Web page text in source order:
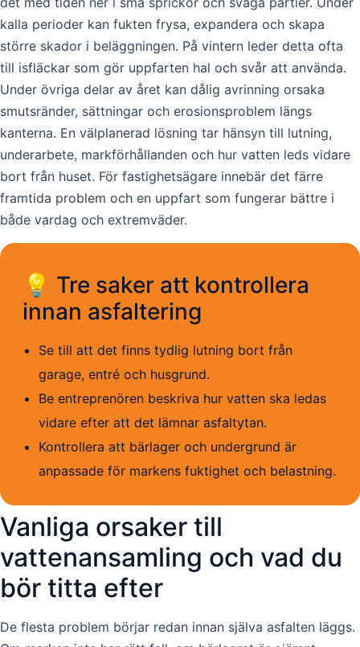
kalla perioder kan fukten frysa, expandera och skapa
större skador i beläggningen. På vintern leder detta ofta
till isfläckar som gör uppfarten hal och svår att använda.
Under övriga delar av året kan dålig avrinning orsaka
smutsränder, sättningar och erosionsproblem längs
kanterna. En välplanerad lösning tar hänsyn till lutning,
underarbete, markförhållanden och hur vatten leds vidare
bort från huset. För fastighetsägare innebär det färre
framtida problem och en uppfart som fungerar bättre i
både vardag och extremväder.
💡 Tre saker att kontrollera
innan asfaltering
Se till att det finns tydlig lutning bort från
garage, entré och husgrund.
Be entreprenören beskriva hur vatten ska ledas
vidare efter att det lämnar asfaltytan.
Kontrollera att bärlager och undergrund är
anpassade för markens fuktighet och belastning.
Vanliga orsaker till
vattenansamling och vad du
bör titta efter
De flesta problem börjar redan innan själva asfalten läggs.